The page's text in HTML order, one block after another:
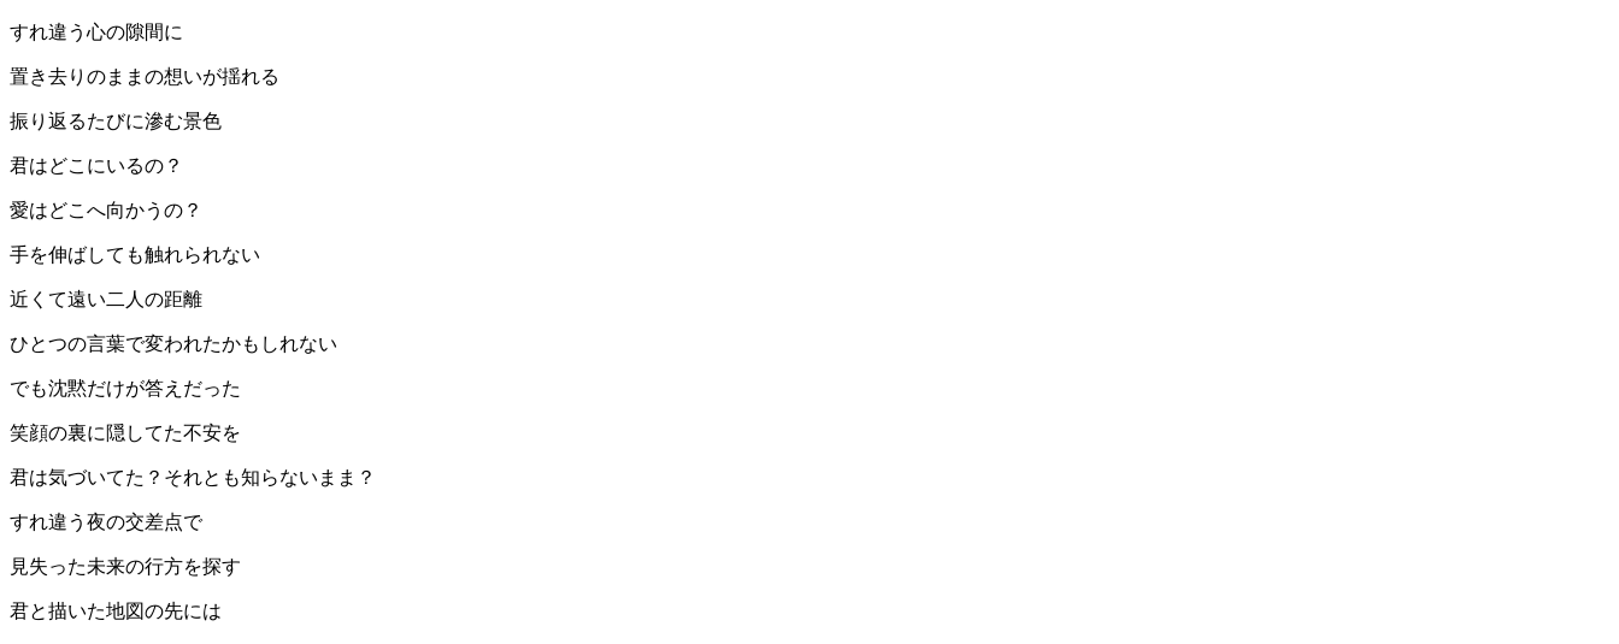
すれ違う心の隙間に
置き去りのままの想いが揺れる
振り返るたびに滲む景色
君はどこにいるの？
愛はどこへ向かうの？
手を伸ばしても触れられない
近くて遠い二人の距離
ひとつの言葉で変われたかもしれない
でも沈黙だけが答えだった
笑顔の裏に隠してた不安を
君は気づいてた？それとも知らないまま？
すれ違う夜の交差点で
見失った未来の行方を探す
君と描いた地図の先には